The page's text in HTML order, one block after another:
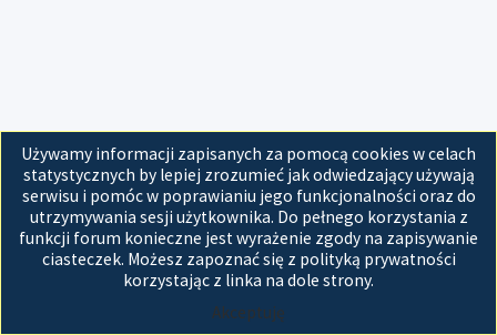
Używamy informacji zapisanych za pomocą cookies w celach
statystycznych by lepiej zrozumieć jak odwiedzający używają
serwisu i pomóc w poprawianiu jego funkcjonalności oraz do
utrzymywania sesji użytkownika. Do pełnego korzystania z
funkcji forum konieczne jest wyrażenie zgody na zapisywanie
ciasteczek. Możesz zapoznać się z polityką prywatności
korzystając z linka na dole strony.
Akceptuję